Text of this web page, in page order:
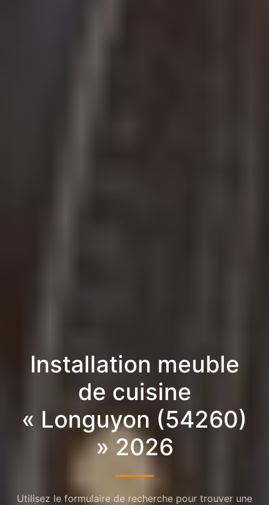
Installation meuble
de cuisine
« Longuyon (54260)
» 2026
Utilisez le formulaire de recherche pour trouver une